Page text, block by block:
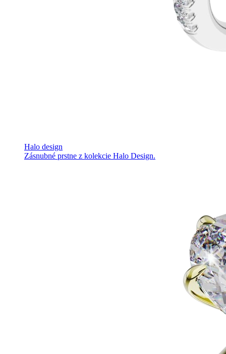
Halo design
Zásnubné prstne z kolekcie Halo Design.